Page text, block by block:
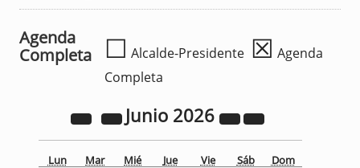
Agenda
Completa
☐ Alcalde-Presidente ☒ Agenda
Completa
Junio 2026
Lun Mar Mié Jue Vie Sáb Dom